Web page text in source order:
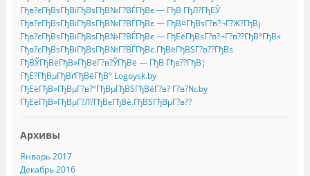
Гђв?єГђВѕГђВіГђВѕГђВ№Г?ВЃГђВє — ГђВ ГђЛ?ГђЕЎ
Гђв?єГђВѕГђВіГђВѕГђВ№Г?ВЃГђВє — ГђВ¤ГђВѕГ?в?¬Г?Ж?ГђВј
Гђв?єГђВѕГђВіГђВѕГђВ№Г?ВЃГђВє — ГђЕёГђВѕГ?в?¬Г?в??ГђВ°ГђВ»
Гђв?єГђВѕГђВіГђВѕГђВ№Г?ВЃГђВє.ГђВёГђВЅГ?в??ГђВѕ
ГђВЎГђВёГђВ»ГђВёГ?в?ЎГђВё — ГђВ Гђв??ГђВ¦
ГђЕ?ГђВµГђВґГђВёГђВ° Logoysk.by
ГђЕёГђВ»ГђВµГ?в?°ГђВµГђВЅГђВёГ?в? Г?в?№.by
ГђЕёГђВ»ГђВµГ?Л?ГђВєГђВё.ГђВЅГђВµГ?в??
Архивы
Январь 2017
Декабрь 2016